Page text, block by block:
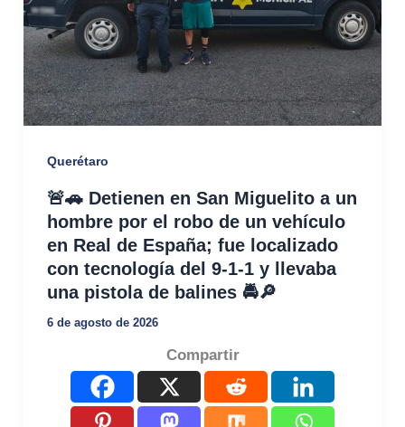
Querétaro
🚨🚗 Detienen en San Miguelito a un
hombre por el robo de un vehículo
en Real de España; fue localizado
con tecnología del 9-1-1 y llevaba
una pistola de balines 🚔🔎
6 de agosto de 2026
Compartir